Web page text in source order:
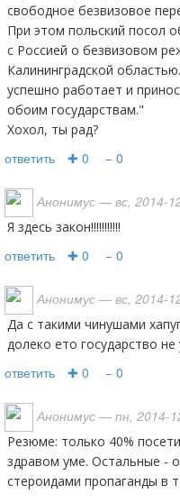
свободное безвизовое
При этом польский посол
с Россией о безвизовом
Калининградской
успешно работает и
обоим государствам."
Хохол, ты рад?
ответить ✚ 0 − 0
Анонимус — вс, 2014-
Я здесь закон!!!!!!!!!!!
ответить ✚ 0 − 0
Анонимус — вс, 2014-
да с такими чинушами хапугами и показушниками как у нас
долеко ето государство не
ответить ✚ 0 − 0
Анонимус — пн, 2014-
Резюме: только 40% посетителей сайта находятся в
здравом уме. Остальные -
стероидами пропаганды в